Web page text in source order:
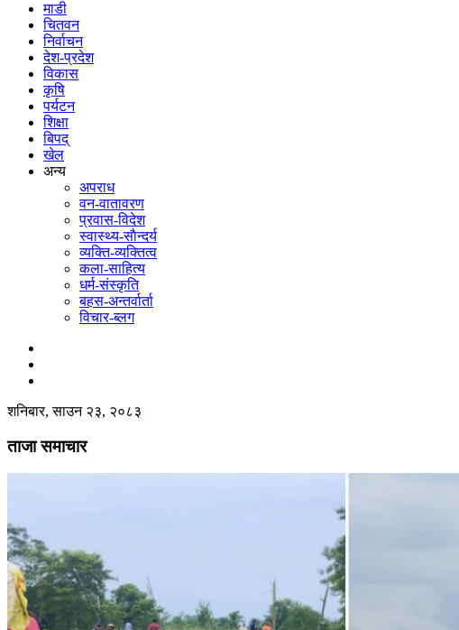
माडी
चितवन
निर्वाचन
देश-प्रदेश
विकास
कृषि
पर्यटन
शिक्षा
बिपद्
खेल
अन्य
अपराध
वन-वातावरण
प्रवास-विदेश
स्वास्थ्य-साैन्दर्य
व्यक्ति-व्यक्तित्व
कला-साहित्य
धर्म-संस्कृति
बहस-अन्तर्वार्ता
विचार-ब्लग
शनिबार, साउन २३, २०८३
ताजा समाचार